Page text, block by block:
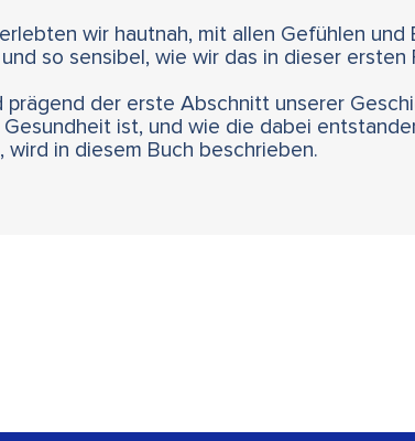
wir hautnah, mit allen Gefühlen
so sensibel, wie wir das in dieser ersten
prägend der erste Abschnitt unserer
ist, und wie die dabei
wird in diesem Buch beschrieben.